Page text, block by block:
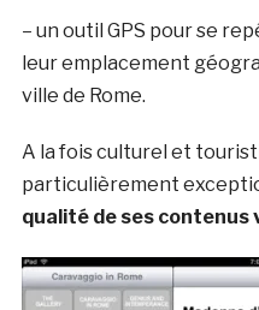
– un outil GPS pour se
leur emplacement
ville de Rome.
A la fois culturel et
particulièrement
qualité de ses